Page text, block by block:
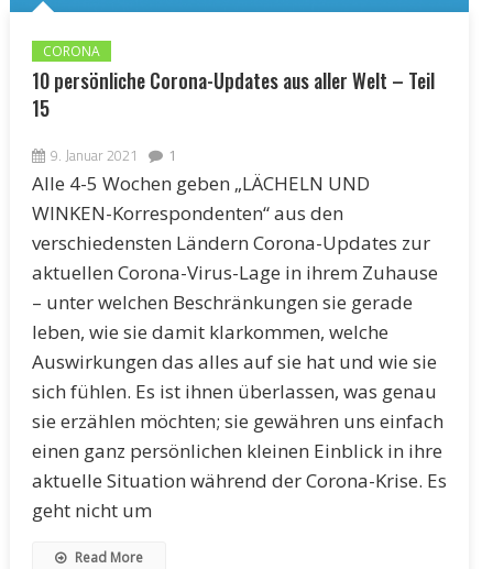
CORONA
10 persönliche Corona-Updates aus aller Welt – Teil
15
9. Januar 2021 1
Alle 4-5 Wochen geben „LÄCHELN UND
WINKEN-Korrespondenten“ aus den
verschiedensten Ländern Corona-Updates zur
aktuellen Corona-Virus-Lage in ihrem Zuhause
– unter welchen Beschränkungen sie gerade
leben, wie sie damit klarkommen, welche
Auswirkungen das alles auf sie hat und wie sie
sich fühlen. Es ist ihnen überlassen, was genau
sie erzählen möchten; sie gewähren uns einfach
einen ganz persönlichen kleinen Einblick in ihre
aktuelle Situation während der Corona-Krise. Es
geht nicht um
Read More